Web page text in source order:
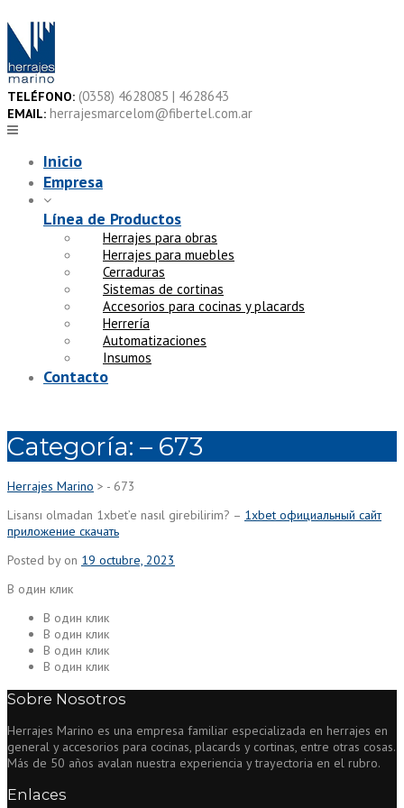
to
content
TELÉFONO: (0358) 4628085 | 4628643
EMAIL: herrajesmarcelom@fibertel.com.ar
Inicio
Empresa
Línea de Productos
Herrajes para obras
Herrajes para muebles
Cerraduras
Sistemas de cortinas
Accesorios para cocinas y placards
Herrería
Automatizaciones
Insumos
Contacto
Categoría: – 673
Herrajes Marino > - 673
Lisansı olmadan 1xbet’e nasıl girebilirim? – 1xbet официальный сайт
приложение скачать
Posted by on 19 octubre, 2023
В один клик
В один клик
В один клик
В один клик
В один клик
Sobre Nosotros
Herrajes Marino es una empresa familiar especializada en herrajes en
general y accesorios para cocinas, placards y cortinas, entre otras cosas.
Más de 50 años avalan nuestra experiencia y trayectoria en el rubro.
Enlaces